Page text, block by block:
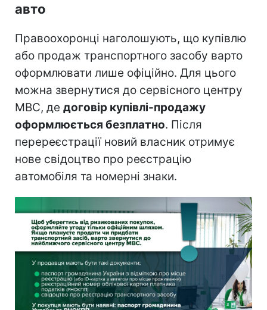
авто
Правоохоронці наголошують, що купівлю
або продаж транспортного засобу варто
оформлювати лише офіційно. Для цього
можна звернутися до сервісного центру
МВС, де договір купівлі-продажу
оформлюється безплатно. Після
перереєстрації новий власник отримує
нове свідоцтво про реєстрацію
автомобіля та номерні знаки.